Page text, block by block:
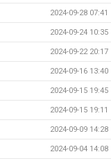
2024-09-28 07:41
2024-09-24 10:35
2024-09-22 20:17
2024-09-16 13:40
2024-09-15 19:45
2024-09-15 19:11
2024-09-09 14:28
2024-09-04 14:08